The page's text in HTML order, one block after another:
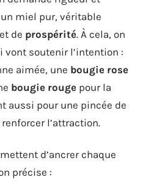
miel pur, véritable
et de prospérité. À cela, on
vont soutenir l’intention :
aimée, une bougie rose
bougie rouge pour la
aussi pour une pincée de
l’attraction.
d’ancrer chaque
précise :